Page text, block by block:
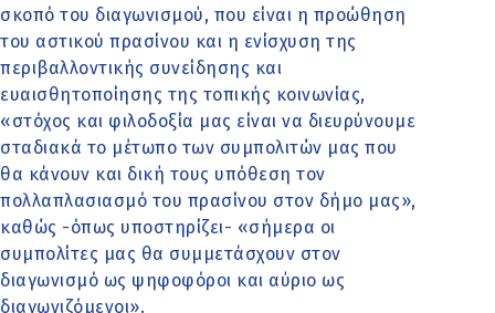
σκοπό του διαγωνισμού, που είναι η προώθηση
του αστικού πρασίνου και η ενίσχυση της
περιβαλλοντικής συνείδησης και
ευαισθητοποίησης της τοπικής κοινωνίας,
«στόχος και φιλοδοξία μας είναι να διευρύνουμε
σταδιακά το μέτωπο των συμπολιτών μας που
θα κάνουν και δική τους υπόθεση τον
πολλαπλασιασμό του πρασίνου στον δήμο μας»,
καθώς -όπως υποστηρίζει- «σήμερα οι
συμπολίτες μας θα συμμετάσχουν στον
διαγωνισμό ως ψηφοφόροι και αύριο ως
διαγωνιζόμενοι».